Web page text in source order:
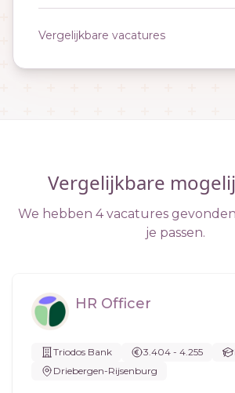
Vergelijkbare vacatures
Vergelijkbare
We hebben 4 vacatures
je passen.
HR Officer
Triodos Bank 3.404 - 4.255
Driebergen-Rijsenburg